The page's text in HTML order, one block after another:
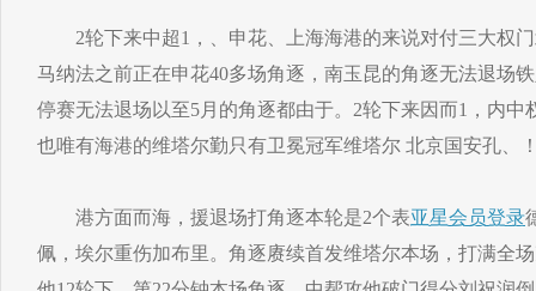
2轮下来中超1，、申花、上海海港的来说对付三大权门
马纳法之前正在申花40多场角逐，南玉昆的角逐无法退场
停赛无法退场以至5月的角逐都由于。2轮下来因而1，内中
也唯有海港的维塔尔勤只有卫冕冠军维塔尔 北京国安孔、
港方面而海，援退场打角逐本轮是2个表亚星会员登录
佩，埃尔重伤加布里。角逐赓续首发维塔尔本场，打满全